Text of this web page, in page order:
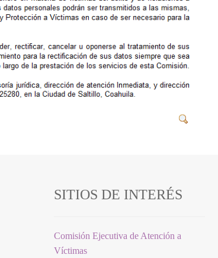
SITIOS DE INTERÉS
Comisión Ejecutiva de Atención a
Víctimas